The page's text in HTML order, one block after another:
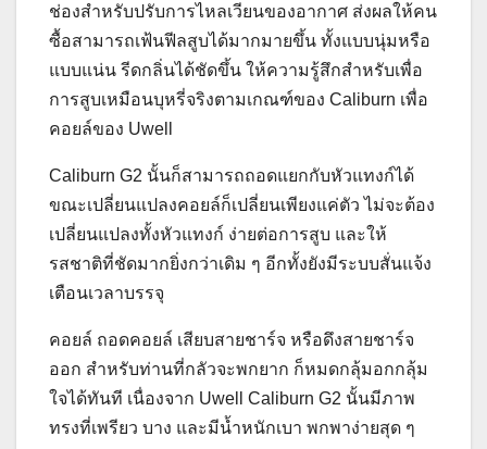
ช่องสำหรับปรับการไหลเวียนของอากาศ ส่งผลให้คน
ซื้อสามารถเฟ้นฟีลสูบได้มากมายขึ้น ทั้งแบบนุ่มหรือ
แบบแน่น รีดกลิ่นได้ชัดขึ้น ให้ความรู้สึกสำหรับเพื่อ
การสูบเหมือนบุหรี่จริงตามเกณฑ์ของ Caliburn เพื่อ
คอยล์ของ Uwell
Caliburn G2 นั้นก็สามารถถอดแยกกับหัวแทงก์ได้
ขณะเปลี่ยนแปลงคอยล์ก็เปลี่ยนเพียงแค่ตัว ไม่จะต้อง
เปลี่ยนแปลงทั้งหัวแทงก์ ง่ายต่อการสูบ และให้
รสชาติที่ชัดมากยิ่งกว่าเดิม ๆ อีกทั้งยังมีระบบสั่นแจ้ง
เตือนเวลาบรรจุ
คอยล์ ถอดคอยล์ เสียบสายชาร์จ หรือดึงสายชาร์จ
ออก สำหรับท่านที่กลัวจะพกยาก ก็หมดกลุ้มอกกลุ้ม
ใจได้ทันที เนื่องจาก Uwell Caliburn G2 นั้นมีภาพ
ทรงที่เพรียว บาง และมีน้ำหนักเบา พกพาง่ายสุด ๆ